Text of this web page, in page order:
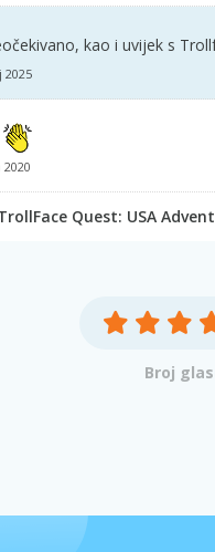
kao i uvijek s
2025
2020
Quest: USA
Broj